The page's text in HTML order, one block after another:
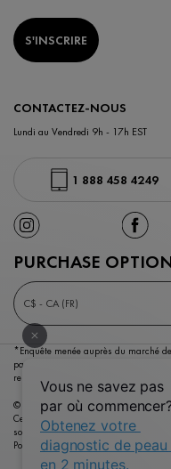
S'INSCRIRE
CONTACTEZ-NOUS
Lundi au Vendredi 9h - 17h EST
1 888 458 4249
PURCHASE
C$ - CA (FR)
*Enquête menée auprès du marché
partenaires entre janvier 2023 et mai
représentant plus de 80% du PIB
© Copyright 2026 Vichy Laboratoires
Ce site est destiné aux
sont utilisés à des fins publicitaires.
Pour en savoir plus, consultez notre